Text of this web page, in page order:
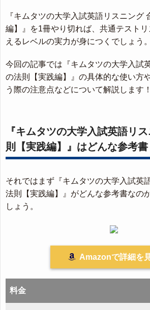
『キムタツの大学入試英語リスニング
編】』を1冊やり切れば、共通テスト
えるレベルの実力が身につくでしょう。
今回の記事では『キムタツの大学入試
の法則【実践編】』の具体的な使い方
う際の注意点などについて解説します！
『キムタツの大学入試英語リ
則【実践編】』はどんな参考書
それではまず『キムタツの大学入試英
法則【実践編】』がどんな参考書なの
しょう。
Amazonで詳細を
料金